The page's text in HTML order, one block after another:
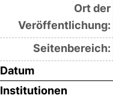
Ort der
Veröffentlichung:
Seitenbereich:
Datum
Institutionen